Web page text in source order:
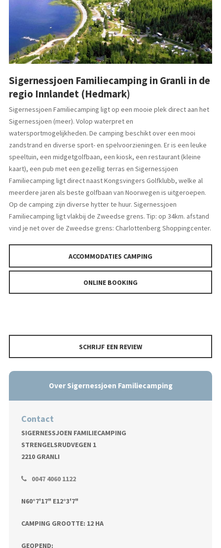
Sigernessjoen Familiecamping in Granli in de
regio Innlandet (Hedmark)
Sigernessjoen Familiecamping ligt op een mooie plek direct aan het
Sigernessjoen (meer). Volop waterpret en
watersportmogelijkheden. De camping beschikt over een mooi
zandstrand en diverse sport- en spelvoorzieningen. Er is een leuke
speeltuin, een midgetgolfbaan, een kiosk, een restaurant (kleine
kaart), een pub met een gezellig terras en Sigernessjoen
Familiecamping ligt direct naast Kongsvingers Golfklubb, welke al
meerdere jaren als beste golfbaan van Noorwegen is uitgeroepen.
Op de camping zijn diverse hytter te huur. Sigernessjoen
Familiecamping ligt vlakbij de Zweedse grens. Tip: op 34km. afstand
vind je net over de Zweedse grens: Charlottenberg Shoppingcenter.
ACCOMMODATIES CAMPING
ONLINE BOOKING
SCHRIJF EEN REVIEW
Over Sigernessjoen Familiecamping
Contact
SIGERNESSJOEN FAMILIECAMPING
STRENGELSRUDVEGEN 1
2210 GRANLI
0047 4060 1122
N60°7'17" E12°3'7"
CAMPING GROOTTE: 12 HA
GEOPEND: